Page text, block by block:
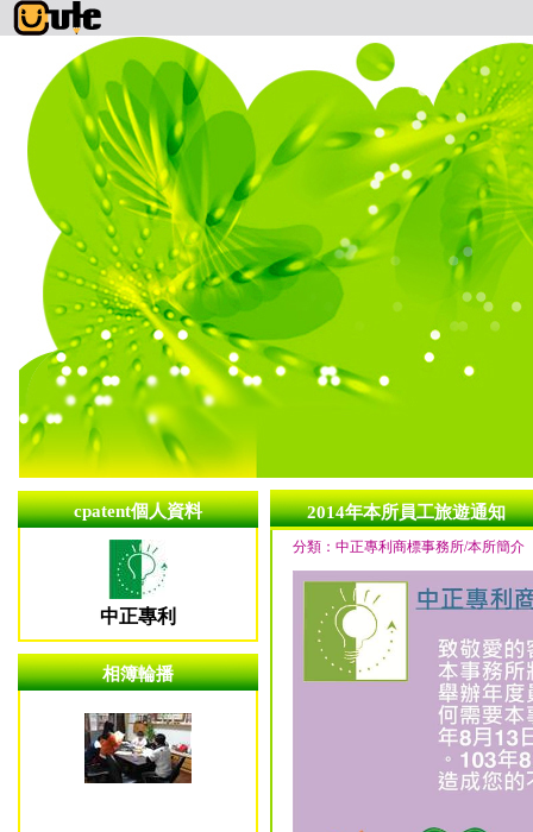
cpatent個人資料
中正專利
相簿輪播
2014年本所員工旅遊通知
分類：中正專利商標事務所/本所簡介